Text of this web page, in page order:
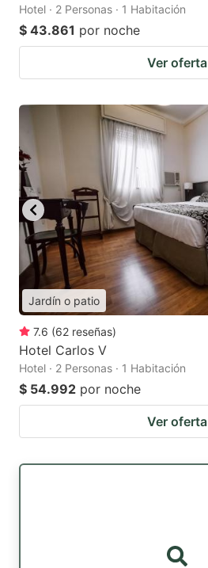
Hotel · 2 Personas · 1 Habitación
$ 43.861 por noche
Ver oferta
Jardín o patio
7.6 (62 reseñas)
Hotel Carlos V
Hotel · 2 Personas · 1 Habitación
$ 54.992 por noche
Ver oferta